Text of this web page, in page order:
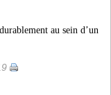
au sein d’un